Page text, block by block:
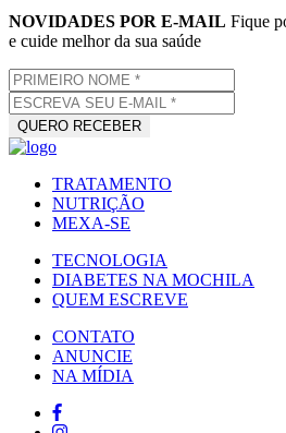
NOVIDADES POR E-MAIL Fique
e cuide melhor da sua saúde
TRATAMENTO
NUTRIÇÃO
MEXA-SE
TECNOLOGIA
DIABETES NA MOCHILA
QUEM ESCREVE
CONTATO
ANUNCIE
NA MÍDIA